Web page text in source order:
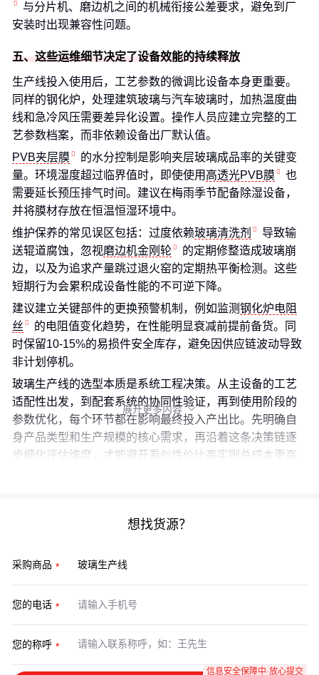
与分片机、磨边机之间的机械衔接公差要求，避免到厂
安装时出现兼容性问题。
五、这些运维细节决定了设备效能的持续释放
生产线投入使用后，工艺参数的微调比设备本身更重要。
同样的钢化炉，处理建筑玻璃与汽车玻璃时，加热温度曲
线和急冷风压需要差异化设置。操作人员应建立完整的工
艺参数档案，而非依赖设备出厂默认值。
PVB夹层膜
的水分控制是影响夹层玻璃成品率的关键变
量。环境湿度超过临界值时，即使使用 高透光PVB膜
也
需要延长预压排气时间。建议在梅雨季节配备除湿设备，
并将膜材存放在恒温恒湿环境中。
维护保养的常见误区包括：过度依赖玻璃清洗剂
导致输
送辊道腐蚀，忽视磨边机金刚轮
的定期修整造成玻璃崩
边，以及为追求产量跳过退火窑的定期热平衡检测。这些
短期行为会累积成设备性能的不可逆下降。
建议建立关键部件的更换预警机制，例如监测钢化炉电阻
丝
的电阻值变化趋势，在性能明显衰减前提前备货。同
时保留10-15%的易损件安全库存，避免因供应链波动导致
非计划停机。
玻璃生产线的选型本质是系统工程决策。从主设备的工艺
适配性出发，到配套系统的协同性验证，再到使用阶段的
参数优化，每个环节都在影响最终投入产出比。先明确自
身产品类型和生产规模的核心需求，再沿着这条决策链逐
步细化评估维度，才能避开看似性价比高实则总成本更高
展开更多内容 
想找货源？
采购商品
您的电话
您的称呼
信息安全保障中·放心提交